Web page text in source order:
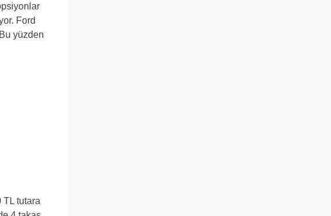
Ford
yüzden
tutara